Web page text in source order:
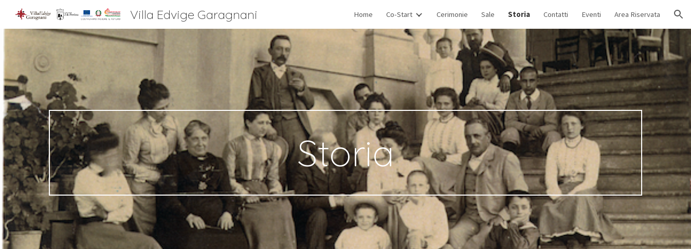
Skip to main content Skip to navigation
Villa Edvige Garagnani Home Co-Start Cerimonie Sale Storia Contatti Eventi Area Riservata
Storia